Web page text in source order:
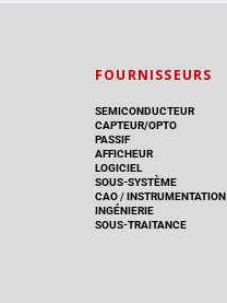
FOURNISSEURS
SEMICONDUCTEUR
CAPTEUR/OPTO
PASSIF
AFFICHEUR
LOGICIEL
SOUS-SYSTÈME
CAO/INSTRUMENTATION
INGÉNIERIE
SOUS-TRAITANCE